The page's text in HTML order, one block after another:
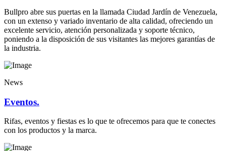
Bullpro abre sus puertas en la llamada Ciudad Jardín de Venezuela,
con un extenso y variado inventario de alta calidad, ofreciendo un
excelente servicio, atención personalizada y soporte técnico,
poniendo a la disposición de sus visitantes las mejores garantías de
la industria.
News
Eventos.
Rifas, eventos y fiestas es lo que te ofrecemos para que te conectes
con los productos y la marca.